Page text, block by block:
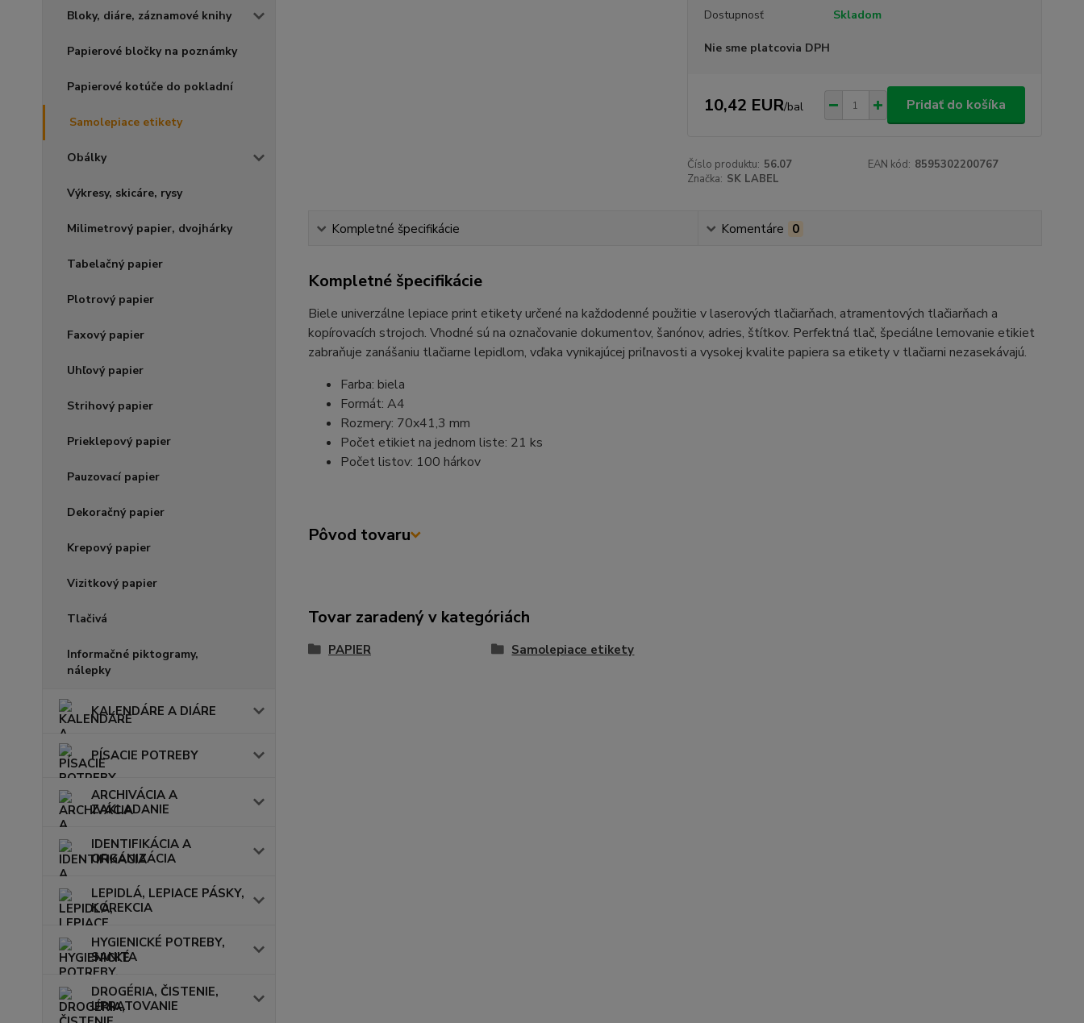
Bloky, diáre, záznamové knihy
Papierové bločky na poznámky
Papierové kotúče do pokladní
Samolepiace etikety
Obálky
Výkresy, skicáre, rysy
Milimetrový papier, dvojhárky
Tabelačný papier
Plotrový papier
Faxový papier
Uhľový papier
Strihový papier
Prieklepový papier
Pauzovací papier
Dekoračný papier
Krepový papier
Vizitkový papier
Tlačivá
Informačné piktogramy,
nálepky
KALENDÁRE A DIÁRE
PÍSACIE POTREBY
ARCHIVÁCIA A
ZAKLADANIE
IDENTIFIKÁCIA A
ORGANIZÁCIA
LEPIDLÁ, LEPIACE PÁSKY,
KOREKCIA
HYGIENICKÉ POTREBY,
SANITA
DROGÉRIA, ČISTENIE,
UPRATOVANIE
Dostupnosť Skladom
Nie sme platcovia DPH
10,42 EUR/bal Pridať do košíka
Číslo produktu: 56.07 EAN kód: 8595302200767
Značka: SK LABEL
Kompletné špecifikácie Komentáre 0
Kompletné špecifikácie
Biele univerzálne lepiace print etikety určené na každodenné použitie v laserových tlačiarňach, atramentových tlačiarňach a
kopírovacích strojoch. Vhodné sú na označovanie dokumentov, šanónov, adries, štítkov. Perfektná tlač, špeciálne lemovanie etikiet
zabraňuje zanášaniu tlačiarne lepidlom, vďaka vynikajúcej priľnavosti a vysokej kvalite papiera sa etikety v tlačiarni nezasekávajú.
Farba: biela
Formát: A4
Rozmery: 70x41,3 mm
Počet etikiet na jednom liste: 21 ks
Počet listov: 100 hárkov
Pôvod tovaru
Tovar zaradený v kategóriách
PAPIER Samolepiace etikety